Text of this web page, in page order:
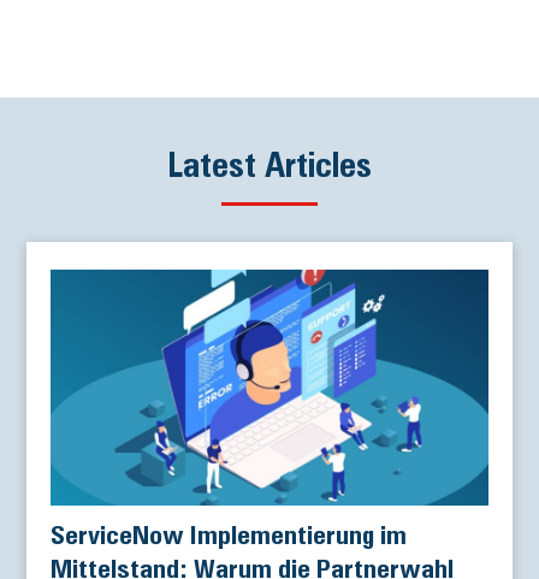
Latest Articles
ServiceNow Implementierung im
Mittelstand: Warum die Partnerwahl